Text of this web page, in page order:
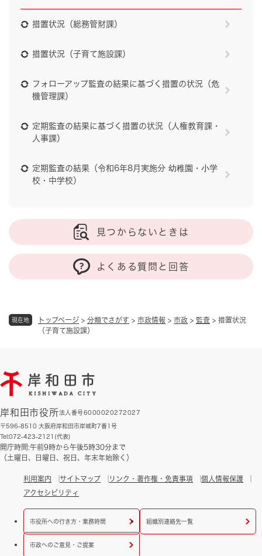
現在地 トップページ > 分類でさがす > 市政情報 > 市政 > 監査 > 措置状況
（子育て施設課）
措置状況（総務管財課）
措置状況（子育て施設課）
フォローアップ監査の結果に基づく措置の状況（危
機管理課）
定期監査の結果に基づく措置の状況（人権教育課・
人事課）
定期監査の結果（令和6年8月実施分 幼稚園・小学
校・中学校）
見つからないときは
よくある質問と回答
岸和田市役所法人番号6000020272027
〒596-8510 大阪府岸和田市岸城町7番1号
Tel:072-423-2121(代表)
開庁時間:午前9時から午後5時30分まで
（土曜日、日曜日、祝日、年末年始除く）
利用案内 サイトマップ リンク・著作権・免責事項
個人情報保護
アクセシビリティ
市役所への行き方・業務時間 組織別連絡先一覧
市政へのご意見・ご提案